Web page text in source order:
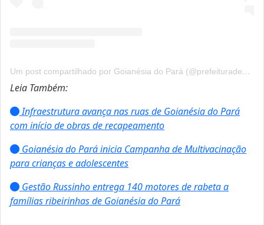
Um post compartilhado por Goianésia do Pará (@prefeituradegoianesiadopara)
Leia Também:
Infraestrutura avança nas ruas de Goianésia do Pará
com início de obras de recapeamento
Goianésia do Pará inicia Campanha de Multivacinação
para crianças e adolescentes
Gestão Russinho entrega 140 motores de rabeta a
famílias ribeirinhas de Goianésia do Pará